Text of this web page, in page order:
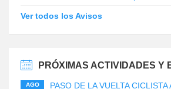
Ver todos los Avisos
PRÓXIMAS ACTIVIDADES Y
AGO PASO DE LA VUELTA CICLISTA